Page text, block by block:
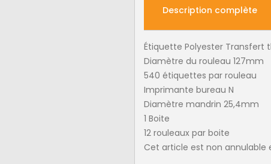
Description complète
Étiquette Polyester Transfert
Diamètre du rouleau 127mm
540 étiquettes par rouleau
Imprimante bureau N
Diamètre mandrin 25,4mm
1 Boite
12 rouleaux par boite
Cet article est non